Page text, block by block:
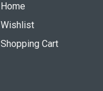
Home
Wishlist
Shopping Cart